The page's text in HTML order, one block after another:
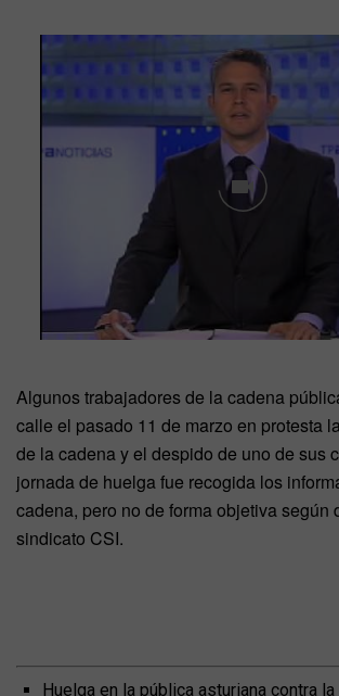
Algunos trabajadores de la cadena
calle el pasado 11 de marzo en protesta
de la cadena y el despido de uno de sus
jornada de huelga fue recogida los
cadena, pero no de forma objetiva según
sindicato CSI.
Huelga en la pública asturiana contra